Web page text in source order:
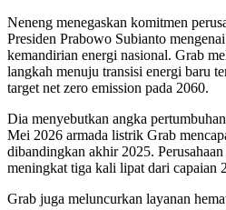
Neneng menegaskan komitmen
Presiden Prabowo Subianto
kemandirian energi nasional. Grab
langkah menuju transisi energi baru
target net zero emission pada 2060.
Dia menyebutkan angka
Mei 2026 armada listrik Grab
dibandingkan akhir 2025.
meningkat tiga kali lipat dari capaian
Grab juga meluncurkan layanan